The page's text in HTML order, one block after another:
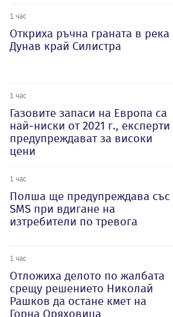
1 час
Откриха ръчна граната в река
Дунав край Силистра
1 час
Газовите запаси на Европа са
най-ниски от 2021 г., експерти
предупреждават за високи
цени
1 час
Полша ще предупреждава със
SMS при вдигане на
изтребители по тревога
1 час
Отложиха делото по жалбата
срещу решението Николай
Рашков да остане кмет на
Горна Оряховица